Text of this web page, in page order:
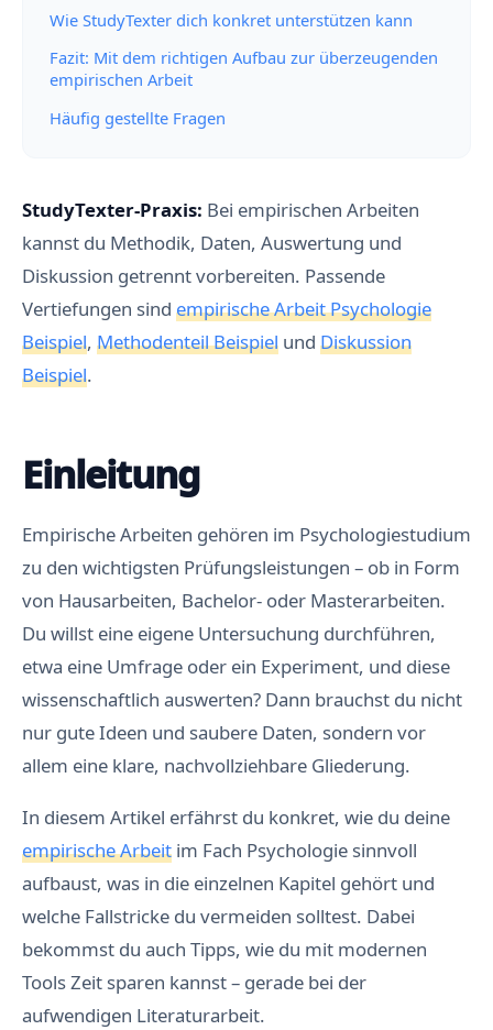
Wie StudyTexter dich konkret unterstützen kann
Fazit: Mit dem richtigen Aufbau zur überzeugenden
empirischen Arbeit
Häufig gestellte Fragen
StudyTexter-Praxis: Bei empirischen Arbeiten
kannst du Methodik, Daten, Auswertung und
Diskussion getrennt vorbereiten. Passende
Vertiefungen sind empirische Arbeit Psychologie
Beispiel, Methodenteil Beispiel und Diskussion
Beispiel.
Einleitung
Empirische Arbeiten gehören im Psychologiestudium
zu den wichtigsten Prüfungsleistungen – ob in Form
von Hausarbeiten, Bachelor- oder Masterarbeiten.
Du willst eine eigene Untersuchung durchführen,
etwa eine Umfrage oder ein Experiment, und diese
wissenschaftlich auswerten? Dann brauchst du nicht
nur gute Ideen und saubere Daten, sondern vor
allem eine klare, nachvollziehbare Gliederung.
In diesem Artikel erfährst du konkret, wie du deine
empirische Arbeit im Fach Psychologie sinnvoll
aufbaust, was in die einzelnen Kapitel gehört und
welche Fallstricke du vermeiden solltest. Dabei
bekommst du auch Tipps, wie du mit modernen
Tools Zeit sparen kannst – gerade bei der
aufwendigen Literaturarbeit.